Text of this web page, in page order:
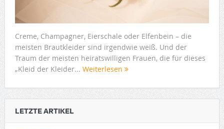
Creme, Champagner, Eierschale oder Elfenbein – die
meisten Brautkleider sind irgendwie weiß. Und der
Traum der meisten heiratswilligen Frauen, die für dieses
„Kleid der Kleider... Weiterlesen
LETZTE ARTIKEL